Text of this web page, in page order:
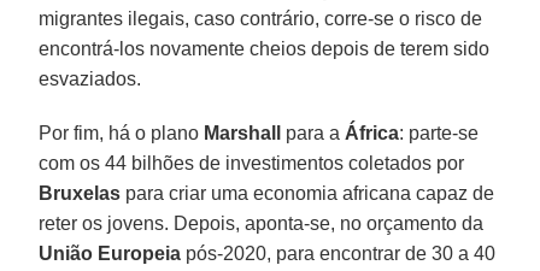
migrantes ilegais, caso contrário, corre-se o risco de
encontrá-los novamente cheios depois de terem sido
esvaziados.
Por fim, há o plano Marshall para a África: parte-se
com os 44 bilhões de investimentos coletados por
Bruxelas para criar uma economia africana capaz de
reter os jovens. Depois, aponta-se, no orçamento da
União Europeia pós-2020, para encontrar de 30 a 40